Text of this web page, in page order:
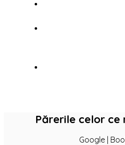
Părerile celor ce
Google |